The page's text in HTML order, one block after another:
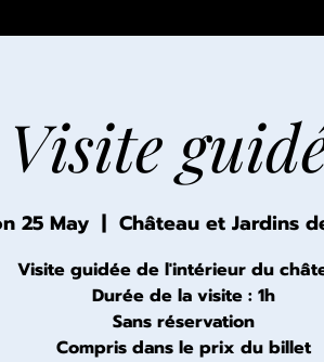
Visite
25 May
  |
Château et Jardins
Visite guidée de l'intérieur du
Durée de la visite : 1h
Sans réservation
Compris dans le prix du billet